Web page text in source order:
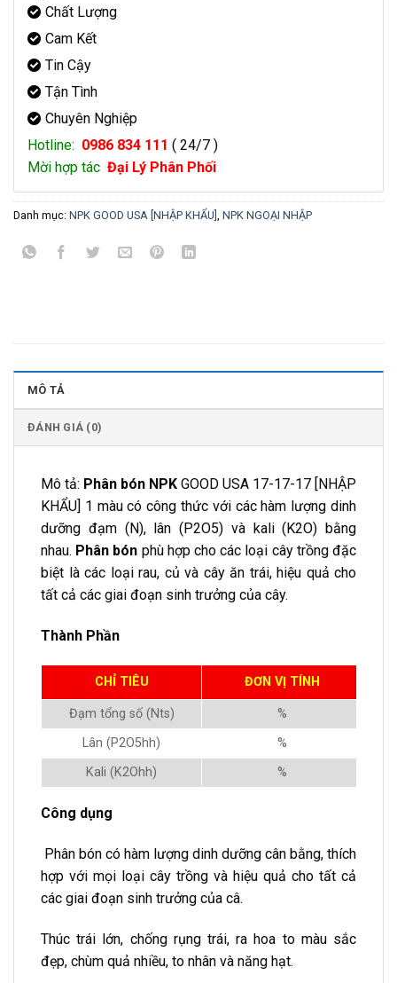
Chất Lượng
Cam Kết
Tin Cậy
Tận Tình
Chuyên Nghiệp
Hotline: 0986 834 111 ( 24/7 )
Mời hợp tác Đại Lý Phân Phối
Danh mục: NPK GOOD USA [NHẬP KHẨU] NPK NGOẠI NHẬP
MÔ TẢ
ĐÁNH GIÁ (0)
Mô tả: Phân bón NPK GOOD USA 17-17-17 [NHẬP
KHẨU] 1 màu có công thức với các hàm lượng dinh
dưỡng đạm (N), lân (P2O5) và kali (K2O) bằng
nhau. Phân bón phù hợp cho các loại cây trồng đặc
biệt là các loại rau, củ và cây ăn trái, hiệu quả cho
tất cả các giai đoạn sinh trưởng của cây.
Thành Phần
CHỈ TIÊU ĐƠN VỊ TÍNH
Đạm tổng số (Nts)
%
Lân (P2O5hh)
%
Kali (K2Ohh)
%
Công dụng
Phân bón có hàm lượng dinh dưỡng cân bằng, thích
hợp với mọi loại cây trồng và hiệu quả cho tất cả
các giai đoạn sinh trưởng của câ.
Thúc trái lớn, chống rụng trái, ra hoa to màu sắc
đẹp, chùm quả nhiều, to nhân và năng hạt.